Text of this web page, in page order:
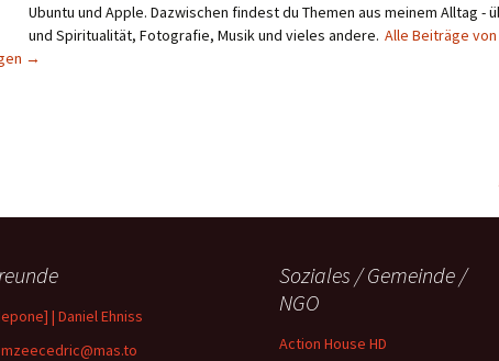
Ubuntu und Apple. Dazwischen findest du Themen aus meinem Alltag -
und Spiritualität, Fotografie, Musik und vieles andere. Alle Beiträge
→
| Daniel Ehniss
Soziales / Gemeinde /
NGO
Action House HD